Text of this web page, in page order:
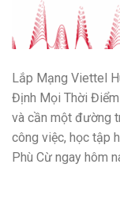
Lắp Mạng Viettel
Định Mọi Thời Điểm
và cần một đường
công việc, học tập
Phù Cừ ngay hôm